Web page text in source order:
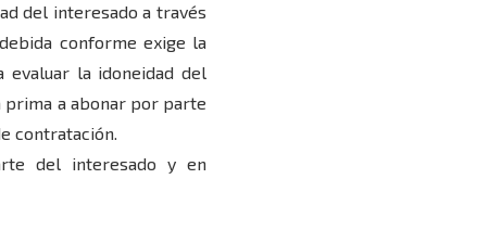
del interesado a través
conforme exige la
evaluar la idoneidad del
prima a abonar por parte
contratación.
del interesado y en